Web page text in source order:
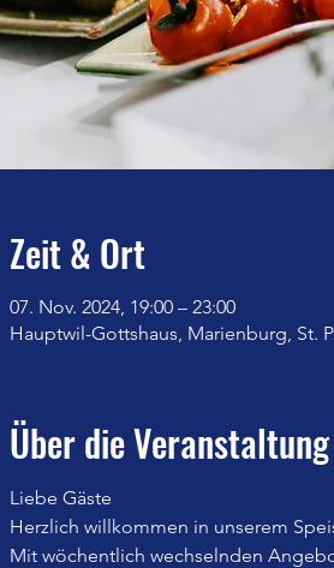
Zeit & Ort
07. Nov. 2024, 19:00 – 23:00
Hauptwil-Gottshaus, Marienburg, St.
Über die Veranstaltung
Liebe Gäste
Herzlich willkommen in unserem
Mit wöchentlich wechselnden